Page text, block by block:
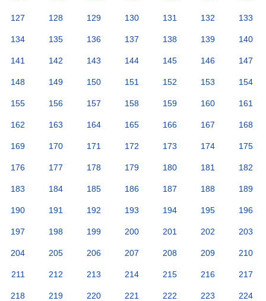
127 128 129 130 131 132 133
134 135 136 137 138 139 140
141 142 143 144 145 146 147
148 149 150 151 152 153 154
155 156 157 158 159 160 161
162 163 164 165 166 167 168
169 170 171 172 173 174 175
176 177 178 179 180 181 182
183 184 185 186 187 188 189
190 191 192 193 194 195 196
197 198 199 200 201 202 203
204 205 206 207 208 209 210
211 212 213 214 215 216 217
218 219 220 221 222 223 224